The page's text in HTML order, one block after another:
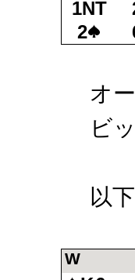
1NT
2
オープ
ビッド
以下は
W